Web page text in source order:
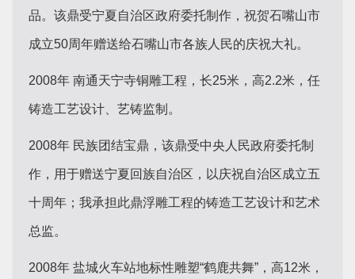
品。该鼎受宁夏自治区政府委托制作，祝贺石嘴山市
成立50周年赠送给石嘴山市各族人民的庆祝大礼。
2008年 南通天宁寺铜雕工程，长25米，高2.2米，任
铸造工艺设计、艺铸监制。
2008年 民族团结宝鼎，该鼎受中央人民政府委托制
作，用于赠送宁夏回族自治区，以庆祝自治区成立五
十周年；我承担此鼎浮雕工程的铸造工艺设计和艺术
总监。
2008年 盐城火车站地标性雕塑“鹤鹿共舞”，高12米，